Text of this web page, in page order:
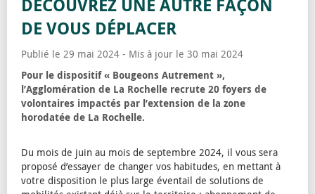
DÉCOUVREZ UNE AUTRE FAÇON
DE VOUS DÉPLACER
Publié le 29 mai 2024 - Mis à jour le 30 mai 2024
Pour le dispositif « Bougeons Autrement »,
l’Agglomération de La Rochelle recrute 20 foyers de
volontaires impactés par l’extension de la zone
horodatée de La Rochelle.
Du mois de juin au mois de septembre 2024, il vous sera
proposé d’essayer de changer vos habitudes, en mettant à
votre disposition le plus large éventail de solutions de